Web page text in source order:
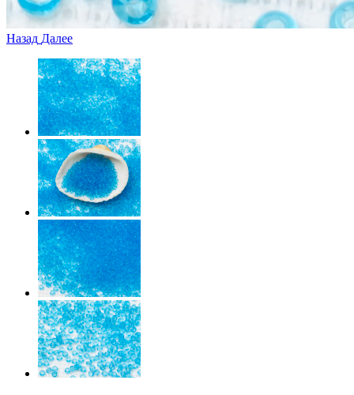
Назад Далее